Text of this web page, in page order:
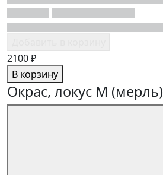
2100 ₽
В корзину
Окрас, локус M (мерль)